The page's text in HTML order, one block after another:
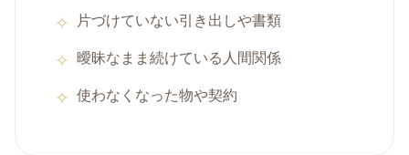
片づけていない引き出しや書類
曖昧なまま続けている人間関係
使わなくなった物や契約